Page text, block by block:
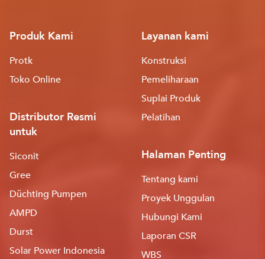
Produk Kami
Protk
Toko Online
Distributor Resmi
untuk
Siconit
Gree
Düchting Pumpen
AMPD
Durst
Solar Power Indonesia
Layanan kami
Konstruksi
Pemeliharaan
Suplai Produk
Pelatihan
Halaman Penting
Tentang kami
Proyek Unggulan
Hubungi Kami
Laporan CSR
WBS